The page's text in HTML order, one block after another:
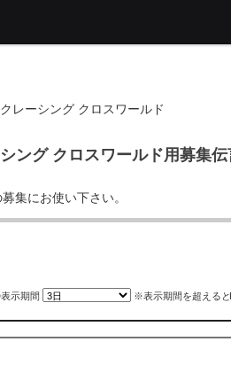
レーシング クロスワールド
ング クロスワールド用募集
集にお使い下さい。
表示期間 ※表示期間を超えると